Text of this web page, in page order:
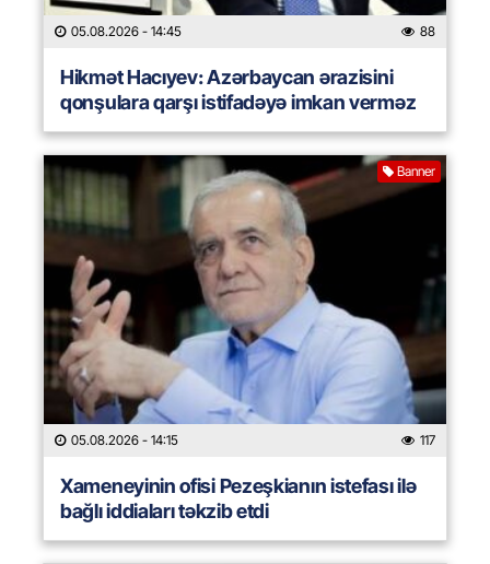
05.08.2026 - 14:45 88
Hikmət Hacıyev: Azərbaycan ərazisini
qonşulara qarşı istifadəyə imkan verməz
Banner
05.08.2026 - 14:15 117
Xameneyinin ofisi Pezeşkianın istefası ilə
bağlı iddiaları təkzib etdi